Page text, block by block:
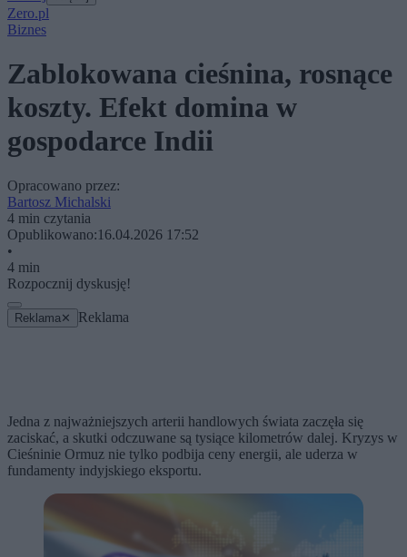
Zero.pl
Biznes
Zablokowana cieśnina, rosnące
koszty. Efekt domina w
gospodarce Indii
Opracowano przez:
Bartosz Michalski
4 min czytania
Opublikowano:16.04.2026 17:52
•
4 min
Rozpocznij dyskusję!
Reklama ✕ Reklama
Jedna z najważniejszych arterii handlowych świata zaczęła się
zaciskać, a skutki odczuwane są tysiące kilometrów dalej. Kryzys w
Cieśninie Ormuz nie tylko podbija ceny energii, ale uderza w
fundamenty indyjskiego eksportu.